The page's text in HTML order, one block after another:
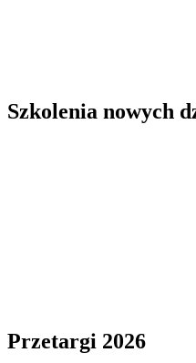
Szkolenia nowych
Przetargi 2026